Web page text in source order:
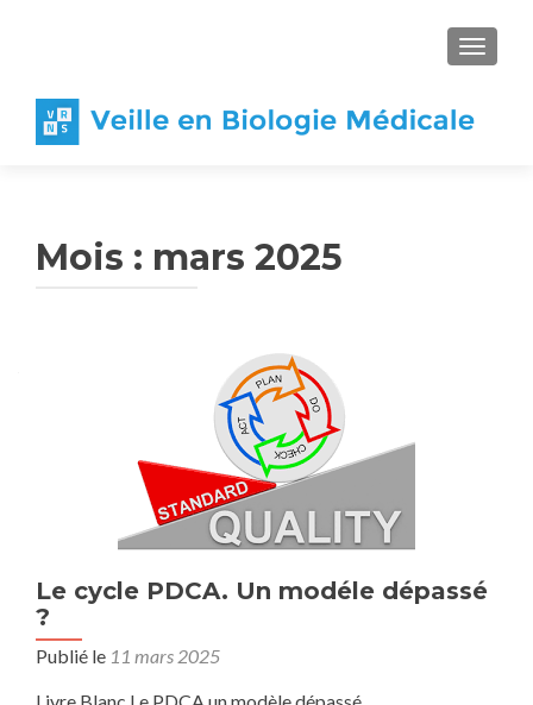
Mois : mars 2025
Le cycle PDCA. Un modéle dépassé
?
Publié le 11 mars 2025